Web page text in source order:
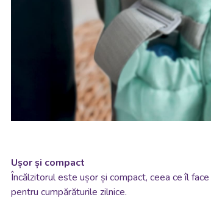
Ușor și compact
Încălzitorul este ușor și compact, ceea ce îl
pentru cumpărăturile zilnice.